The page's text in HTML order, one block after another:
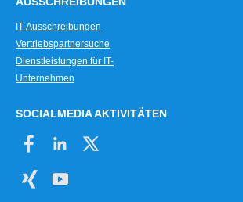
IT-Ausschreibungen
Vertriebspartnersuche
Dienstleistungen für IT-
Unternehmen
SOCIALMEDIA AKTIVITÄTEN